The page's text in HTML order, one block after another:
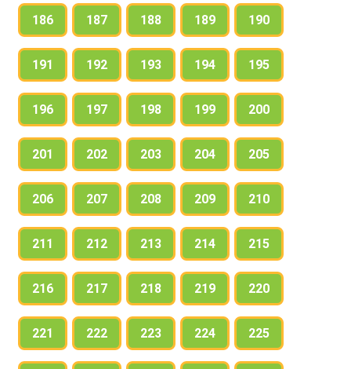
186 187 188 189 190
191 192 193 194 195
196 197 198 199 200
201 202 203 204 205
206 207 208 209 210
211 212 213 214 215
216 217 218 219 220
221 222 223 224 225